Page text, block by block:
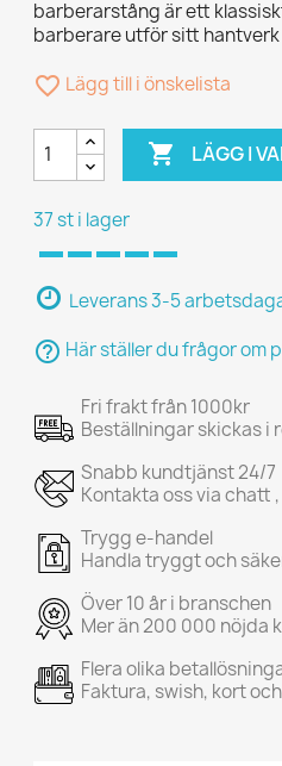
barberarstång är ett
barberare utför sitt
favorite_border Lägg till i önskelista
 LÄGG I
37 st i lager
Leverans 3-5
help_outline Här ställer du frågor om
Fri frakt från 1000kr
Beställningar skickas i
Snabb kundtjänst 24/7
Kontakta oss via chatt
Trygg e-handel
Handla tryggt och
Över 10 år i branschen
Mer än 200 000 nöjda
Flera olika
Faktura, swish, kort